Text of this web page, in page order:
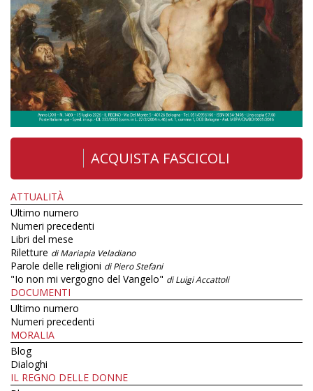
ACQUISTA FASCICOLI
ATTUALITÀ
Ultimo numero
Numeri precedenti
Libri del mese
Riletture di Mariapia Veladiano
Parole delle religioni di Piero Stefani
"Io non mi vergogno del Vangelo" di Luigi Accattoli
DOCUMENTI
Ultimo numero
Numeri precedenti
MORALIA
Blog
Dialoghi
IL REGNO DELLE DONNE